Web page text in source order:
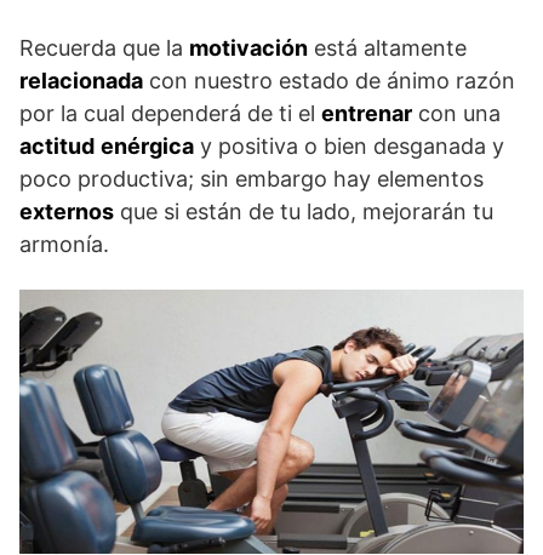
Recuerda que la motivación está altamente
relacionada con nuestro estado de ánimo razón
por la cual dependerá de ti el entrenar con una
actitud enérgica y positiva o bien desganada y
poco productiva; sin embargo hay elementos
externos que si están de tu lado, mejorarán tu
armonía.